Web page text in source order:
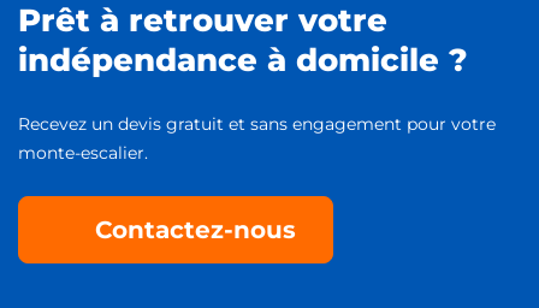
Prêt à retrouver votre
indépendance à domicile ?
Recevez un devis gratuit et sans engagement pour votre
monte-escalier.
Contactez-nous